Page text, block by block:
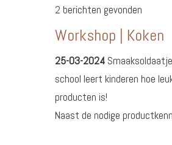
2 berichten gevonden
Workshop | Koken
25-03-2024
school leert kinderen hoe
producten is!
Naast de nodige